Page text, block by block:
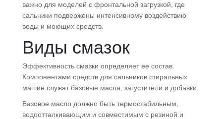
важно для моделей с фронтальной загрузкой, где
сальники подвержены интенсивному воздействию
воды и моющих средств.
Виды смазок
Эффективность смазки определяет ее состав.
Компонентами средств для сальников стиральных
машин служат базовые масла, загустители и добавки.
Базовое масло должно быть термостабильным,
водоотталкивающим и совместимым с резиной и